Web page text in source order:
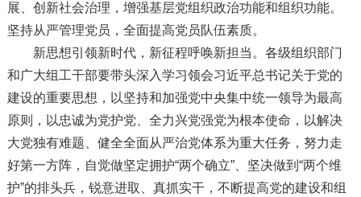
展、创新社会治理，增强基层党组织政治功能和组织功能。
坚持从严管理党员，全面提高党员队伍素质。
新思想引领新时代，新征程呼唤新担当。各级组织部门
和广大组工干部要带头深入学习领会习近平总书记关于党的
建设的重要思想，以坚持和加强党中央集中统一领导为最高
原则，以忠诚为党护党、全力兴党强党为根本使命，以解决
大党独有难题、健全全面从严治党体系为重大任务，努力走
好第一方阵，自觉做坚定拥护“两个确立”、坚决做到“两个维
护”的排头兵，锐意进取、真抓实干，不断提高党的建设和组